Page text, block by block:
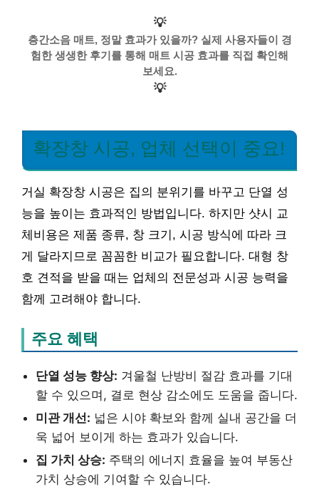
💡
층간소음 매트, 정말 효과가 있을까? 실제 사용자들이 경
험한 생생한 후기를 통해 매트 시공 효과를 직접 확인해
보세요.
💡
확장창 시공, 업체 선택이 중요!
거실 확장창 시공은 집의 분위기를 바꾸고 단열 성
능을 높이는 효과적인 방법입니다. 하지만 샷시 교
체비용은 제품 종류, 창 크기, 시공 방식에 따라 크
게 달라지므로 꼼꼼한 비교가 필요합니다. 대형 창
호 견적을 받을 때는 업체의 전문성과 시공 능력을
함께 고려해야 합니다.
주요 혜택
단열 성능 향상: 겨울철 난방비 절감 효과를 기대
할 수 있으며, 결로 현상 감소에도 도움을 줍니다.
미관 개선: 넓은 시야 확보와 함께 실내 공간을 더
욱 넓어 보이게 하는 효과가 있습니다.
집 가치 상승: 주택의 에너지 효율을 높여 부동산
가치 상승에 기여할 수 있습니다.